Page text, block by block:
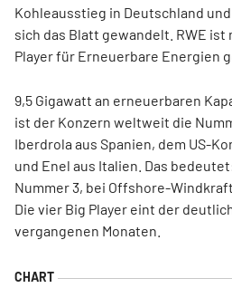
Kohleausstieg in Deutschland
sich das Blatt gewandelt. RWE ist
Player für Erneuerbare Energien
9,5 Gigawatt an erneuerbaren
ist der Konzern weltweit die
Iberdrola aus Spanien, dem US-
und Enel aus Italien. Das
Nummer 3, bei Offshore-
Die vier Big Player eint der
vergangenen Monaten.